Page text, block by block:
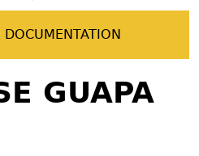
DOCUMENTATION
GUAPA